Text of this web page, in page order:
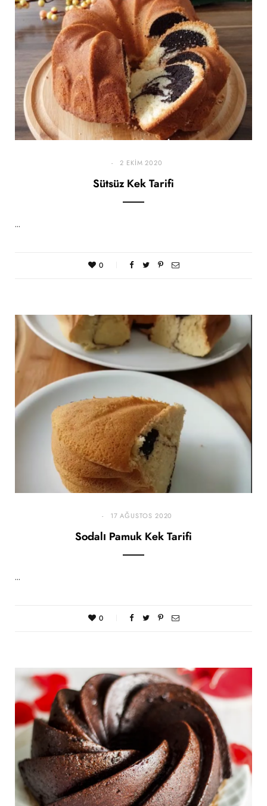
2 EKIM 2020
Sütsüz Kek Tarifi
…
0
17 AĞUSTOS 2020
Sodalı Pamuk Kek Tarifi
…
0